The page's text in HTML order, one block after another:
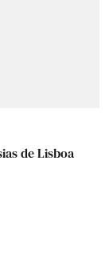
de Lisboa